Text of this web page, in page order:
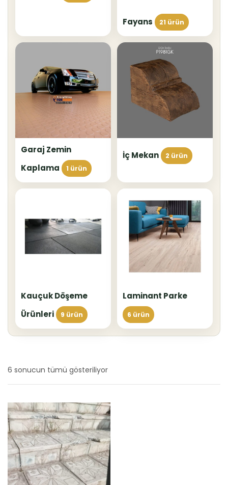
Fayans 21 ürün
Garaj Zemin
Kaplama
1 ürün
İç Mekan 2 ürün
Kauçuk Döşeme
Ürünleri
9 ürün
Laminant Parke
6 ürün
6 sonucun tümü gösteriliyor
yeniye
göre
sıralandı